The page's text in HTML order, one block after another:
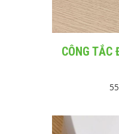
CÔNG TẮC